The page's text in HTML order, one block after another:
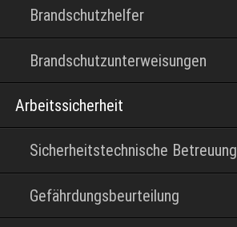
Brandschutzhelfer
Brandschutzunterweisungen
Arbeitssicherheit
Sicherheitstechnische Betreuung
Gefährdungsbeurteilung